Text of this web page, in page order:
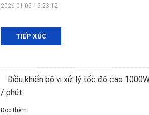
TIẾP XÚC
2026-01-05 15:23:12
Điều khiển bộ vi xử lý tốc độ cao
/ phút
Đọc thêm